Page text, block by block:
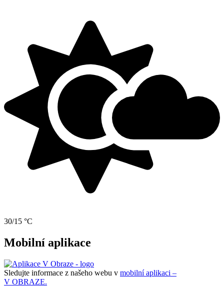
30/15 °C
Mobilní aplikace
Sledujte informace z našeho webu v mobilní aplikaci –
V OBRAZE.